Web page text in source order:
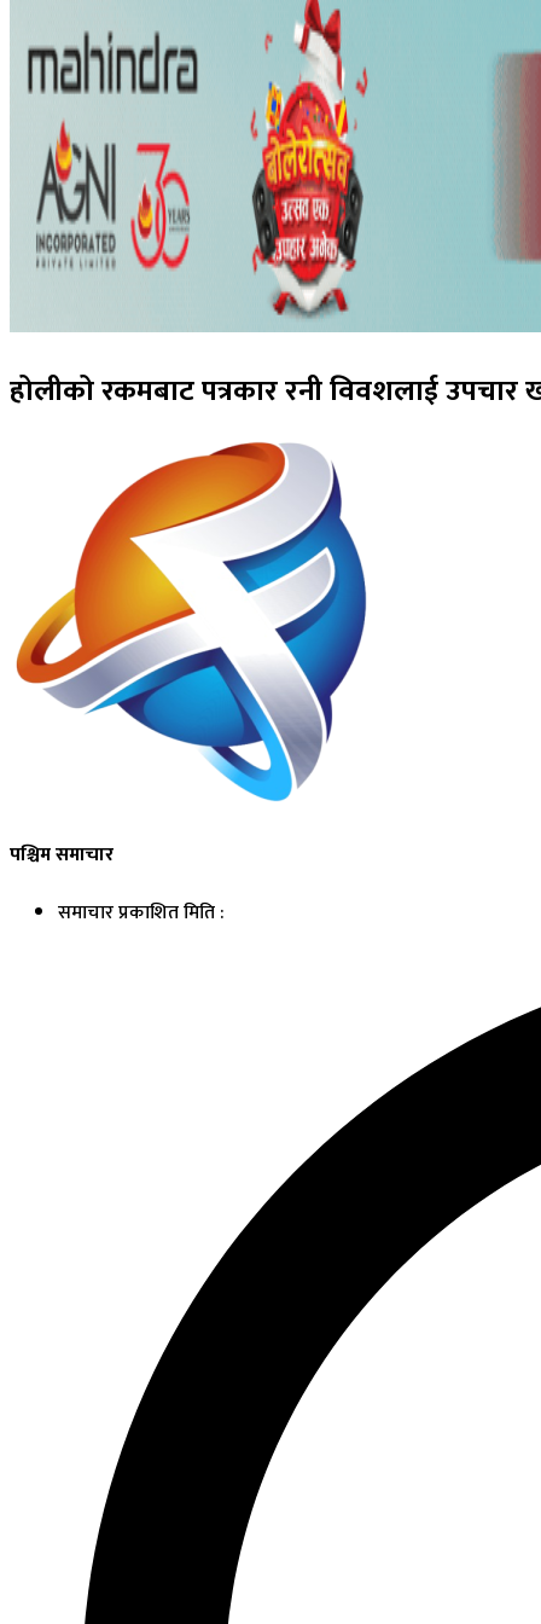
होलीको रकमबाट पत्रकार रनी विवशलाई उपचार
पश्चिम समाचार
समाचार प्रकाशित मिति :